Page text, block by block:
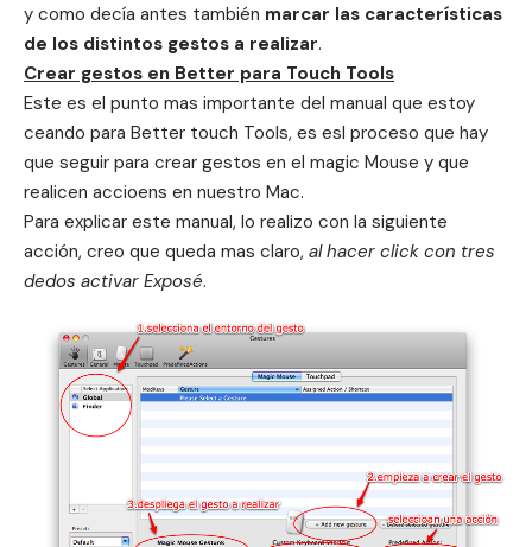
y como decía antes también marcar las características
de los distintos gestos a realizar.
Crear gestos en Better para Touch Tools
Este es el punto mas importante del manual que estoy
ceando para Better touch Tools, es esl proceso que hay
que seguir para crear gestos en el magic Mouse y que
realicen accioens en nuestro Mac.
Para explicar este manual, lo realizo con la siguiente
acción, creo que queda mas claro, al hacer click con tres
dedos activar Exposé.